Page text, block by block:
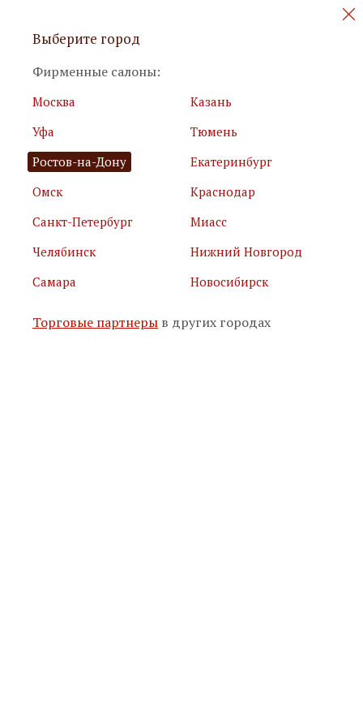
Персональные акции и новинки
Я принимаю
условия использования сайта
Я соглашаюсь сполитикой обработки персональных
Подписаться
Выберите город
Фирменные салоны:
Москва
Казань
Уфа
Тюмень
Ростов-на-Дону
Екатеринбург
Омск
Краснодар
Санкт-Петербург
Миасс
Челябинск
Нижний Новгород
Самара
Новосибирск
Торговые партнеры в других городах